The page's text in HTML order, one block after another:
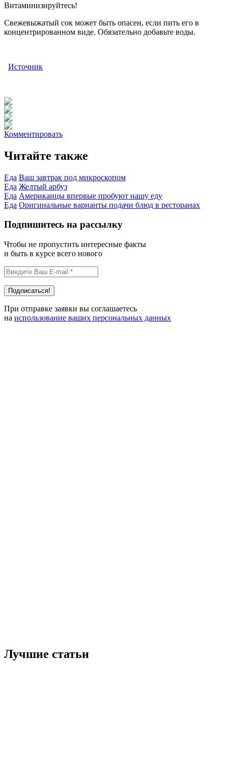
Витаминизируйтесь!
Свежевыжатый сок может быть опасен, если пить его в
концентрированном виде. Обязательно добавьте воды.
Источник
Комментировать
Читайте также
Еда Ваш завтрак под микроскопом
Еда Желтый арбуз
Еда Американцы впервые пробуют нашу еду
Еда Оригинальные варианты подачи блюд в ресторанах
Подпишитесь на рассылку
Чтобы не пропустить интересные факты
и быть в курсе всего нового
При отправке заявки вы соглашаетесь
на использование ваших персональных данных
Лучшие статьи